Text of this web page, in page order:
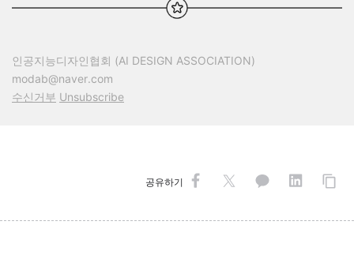
인공지능디자인협회 (AI DESIGN ASSOCIATION)
modab@naver.com
수신거부 Unsubscribe
공유하기